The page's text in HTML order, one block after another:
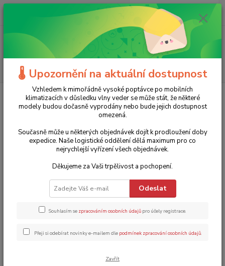
(Po-Ne, 8-20 hod.)
ks
0 Kč
Značky BGS
Nejprodávanější
Skladem 3 ks a více
Gola sada 1207 BGS - 21 dílů (3/4") šestihran Pro Torque
🌡️ Upozornění na aktuální dostupnost
Vzhledem k mimořádně vysoké poptávce po mobilních
klimatizacích v důsledku vlny veder se může stát, že některé
modely budou dočasně vyprodány nebo bude jejich dostupnost
omezená.
Současně může u některých objednávek dojít k prodloužení doby
expedice. Naše logistické oddělení dělá maximum pro co
nejrychlejší vyřízení všech objednávek.
Děkujeme za Vaši trpělivost a pochopení.
Odeslat
Souhlasím se zpracováním osobních údajů pro účely registrace.
Přeji si odebírat novinky e-mailem dle podmínek zpracování osobních údajů
Zavřít